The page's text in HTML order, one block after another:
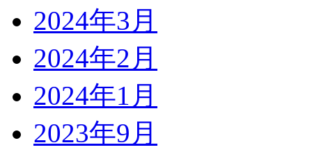
2024年3月
2024年2月
2024年1月
2023年9月